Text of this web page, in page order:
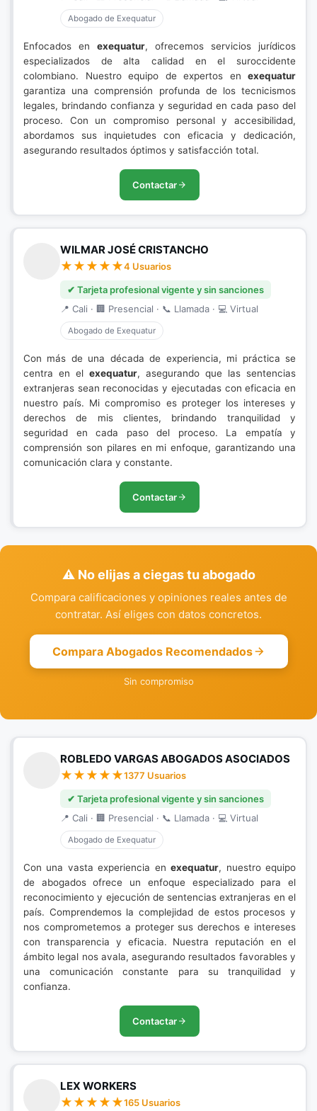
Abogado de Exequatur
Enfocados en exequatur, ofrecemos servicios jurídicos
especializados de alta calidad en el suroccidente
colombiano. Nuestro equipo de expertos en exequatur
garantiza una comprensión profunda de los tecnicismos
legales, brindando confianza y seguridad en cada paso del
proceso. Con un compromiso personal y accesibilidad,
abordamos sus inquietudes con eficacia y dedicación,
asegurando resultados óptimos y satisfacción total.
Contactar
WILMAR JOSÉ CRISTANCHO
4 Usuarios
✔ Tarjeta profesional vigente y sin sanciones
📍 Cali · 🏢 Presencial · 📞 Llamada · 💻 Virtual
Abogado de Exequatur
Con más de una década de experiencia, mi práctica se
centra en el exequatur, asegurando que las sentencias
extranjeras sean reconocidas y ejecutadas con eficacia en
nuestro país. Mi compromiso es proteger los intereses y
derechos de mis clientes, brindando tranquilidad y
seguridad en cada paso del proceso. La empatía y
comprensión son pilares en mi enfoque, garantizando una
comunicación clara y constante.
Contactar
⚠️ No elijas a ciegas tu abogado
Compara calificaciones y opiniones reales antes de
contratar. Así eliges con datos concretos.
Compara Abogados Recomendados
Sin compromiso
ROBLEDO VARGAS ABOGADOS ASOCIADOS
1377 Usuarios
✔ Tarjeta profesional vigente y sin sanciones
📍 Cali · 🏢 Presencial · 📞 Llamada · 💻 Virtual
Abogado de Exequatur
Con una vasta experiencia enexequatur, nuestro equipo
de abogados ofrece un enfoque especializado para el
reconocimiento y ejecución de sentencias extranjeras en el
país. Comprendemos la complejidad de estos procesos y
nos comprometemos a proteger sus derechos e intereses
con transparencia y eficacia. Nuestra reputación en el
ámbito legal nos avala, asegurando resultados favorables y
una comunicación constante para su tranquilidad y
confianza.
Contactar
LEX WORKERS
165 Usuarios